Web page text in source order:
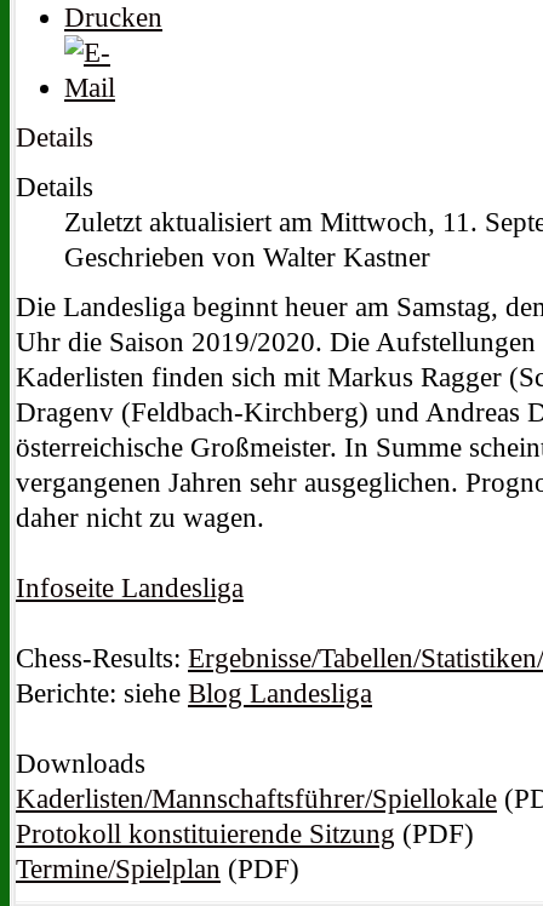
Details
Details
Zuletzt aktualisiert am Mittwoch, 11.
Geschrieben von Walter Kastner
Die Landesliga beginnt heuer am Samstag,
Uhr die Saison 2019/2020. Die
Kaderlisten finden sich mit Markus Ragger
Dragenv (Feldbach-Kirchberg) und Andreas
österreichische Großmeister. In Summe
vergangenen Jahren sehr ausgeglichen.
daher nicht zu wagen.
Infoseite Landesliga
Chess-Results: Ergebnisse/Tabellen/
Berichte: siehe Blog Landesliga
Downloads
Kaderlisten/Mannschaftsführer/Spiellokale
Protokoll konstituierende Sitzung (PDF)
Termine/Spielplan (PDF)